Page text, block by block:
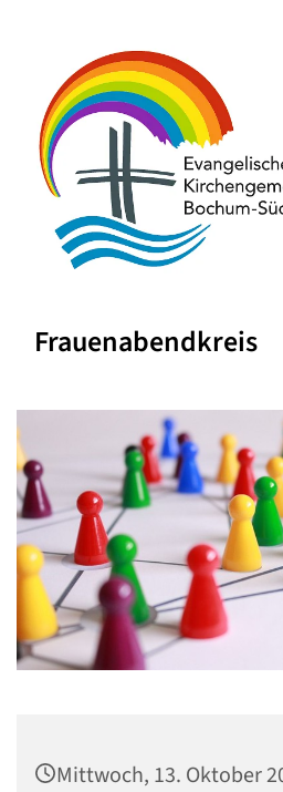
Frauenabendkreis
Mittwoch, 13. Oktober